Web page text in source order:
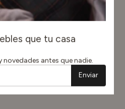
la elegancia.
que tu casa
novedades antes que nadie.
Enviar